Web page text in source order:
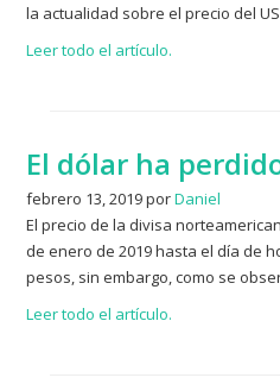
la actualidad sobre el precio del
Leer todo el artículo.
El dólar ha
febrero 13, 2019 porDaniel
El precio de la divisa
de enero de 2019 hasta el día de
pesos, sin embargo, como se
Leer todo el artículo.